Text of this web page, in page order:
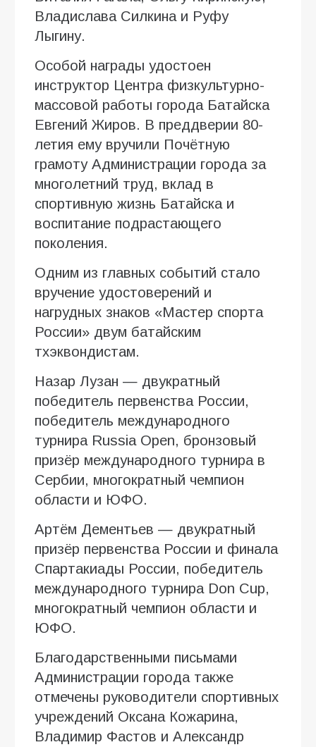
Владислава Силкина и Руфу
Лыгину.
Особой награды удостоен
инструктор Центра физкультурно-
массовой работы города Батайска
Евгений Жиров. В преддверии 80-
летия ему вручили Почётную
грамоту Администрации города за
многолетний труд, вклад в
спортивную жизнь Батайска и
воспитание подрастающего
поколения.
Одним из главных событий стало
вручение удостоверений и
нагрудных знаков «Мастер спорта
России» двум батайским
тхэквондистам.
Назар Лузан — двукратный
победитель первенства России,
победитель международного
турнира Russia Open, бронзовый
призёр международного турнира в
Сербии, многократный чемпион
области и ЮФО.
Артём Дементьев — двукратный
призёр первенства России и финала
Спартакиады России, победитель
международного турнира Don Cup,
многократный чемпион области и
ЮФО.
Благодарственными письмами
Администрации города также
отмечены руководители спортивных
учреждений Оксана Кожарина,
Владимир Фастов и Александр